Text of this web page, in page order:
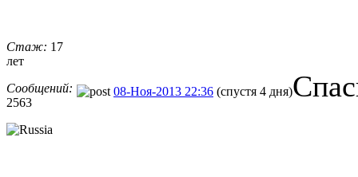
Стаж: 17
лет
Сообщений:
2563
08-Ноя-2013 22:36 (спустя 4 дня)